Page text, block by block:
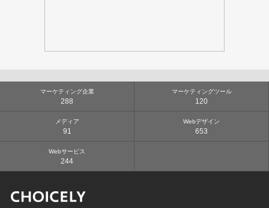
マーケティング企業
288
マーケティングツール
120
メディア
91
Webデザイン
653
Webサービス
244